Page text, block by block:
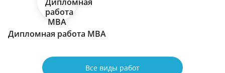
Дипломная работа МВА
Все виды работ